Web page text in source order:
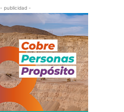
- publicidad -